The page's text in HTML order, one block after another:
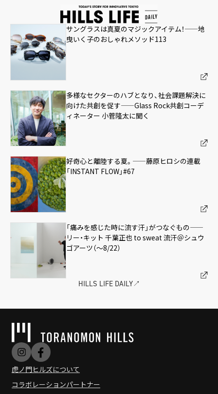
サングラスは真夏のマジックアイテム！——地
曳いく子のおしゃれメソッド113
多様なセクターのハブとなり、社会課題解決に
向けた共創を促す——Glass Rock共創コーデ
ィネーター 小菅隆太に聞く
好奇心と離陸する夏。——藤原ヒロシの連載
「INSTANT FLOW」#67
「痛みを感じた時に流す汗」がつなぐもの——
リー・キット 千葉正也 to sweat 流汗＠シュウ
ゴアーツ（〜8/22）
HILLS LIFE DAILY↗︎
虎ノ門ヒルズについて
コラボレーションパートナー